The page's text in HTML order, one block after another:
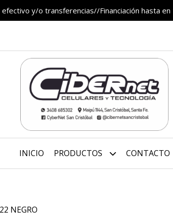
y/o transferencias//Financiación hasta
INICIO PRODUCTOS CONTACTO
NEGRO